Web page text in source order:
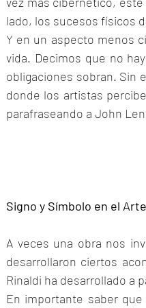
lado, los sucesos físicos
Y en un aspecto menos
vida. Decimos que no
obligaciones sobran. Sin
donde los artistas
parafraseando a John
Signo y Símbolo en el Arte
A veces una obra nos
desarrollaron ciertos
Rinaldi ha desarrollado a
En importante saber